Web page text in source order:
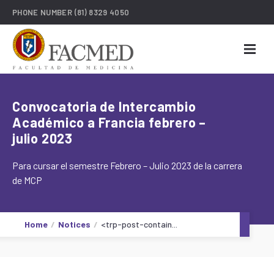
PHONE NUMBER (81) 8329 4050
Convocatoria de Intercambio
Académico a Francia febrero –
julio 2023
Para cursar el semestre Febrero – Julio 2023 de la carrera
de MCP
Home Notices <trp-post-contain...